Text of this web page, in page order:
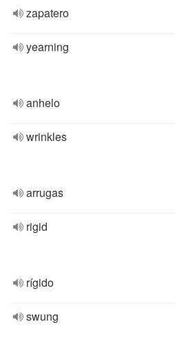
zapatero
yearning
anhelo
wrinkles
arrugas
rigid
rígido
swung